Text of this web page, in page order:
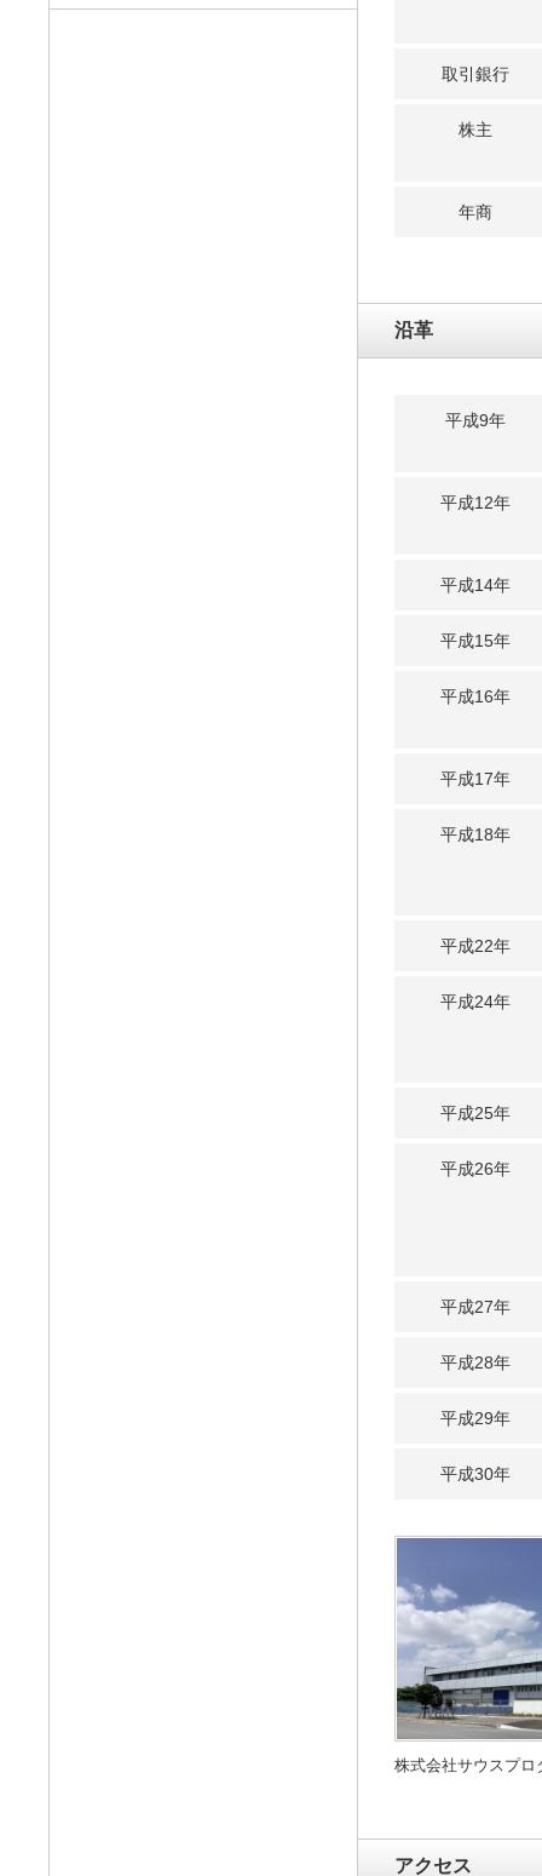
取引銀行
株主
年商
沿革
平成9年
平成12年
平成14年
平成15年
平成16年
平成17年
平成18年
平成22年
平成24年
平成25年
平成26年
平成27年
平成28年
平成29年
平成30年
株式会社サウスプロ
アクセス